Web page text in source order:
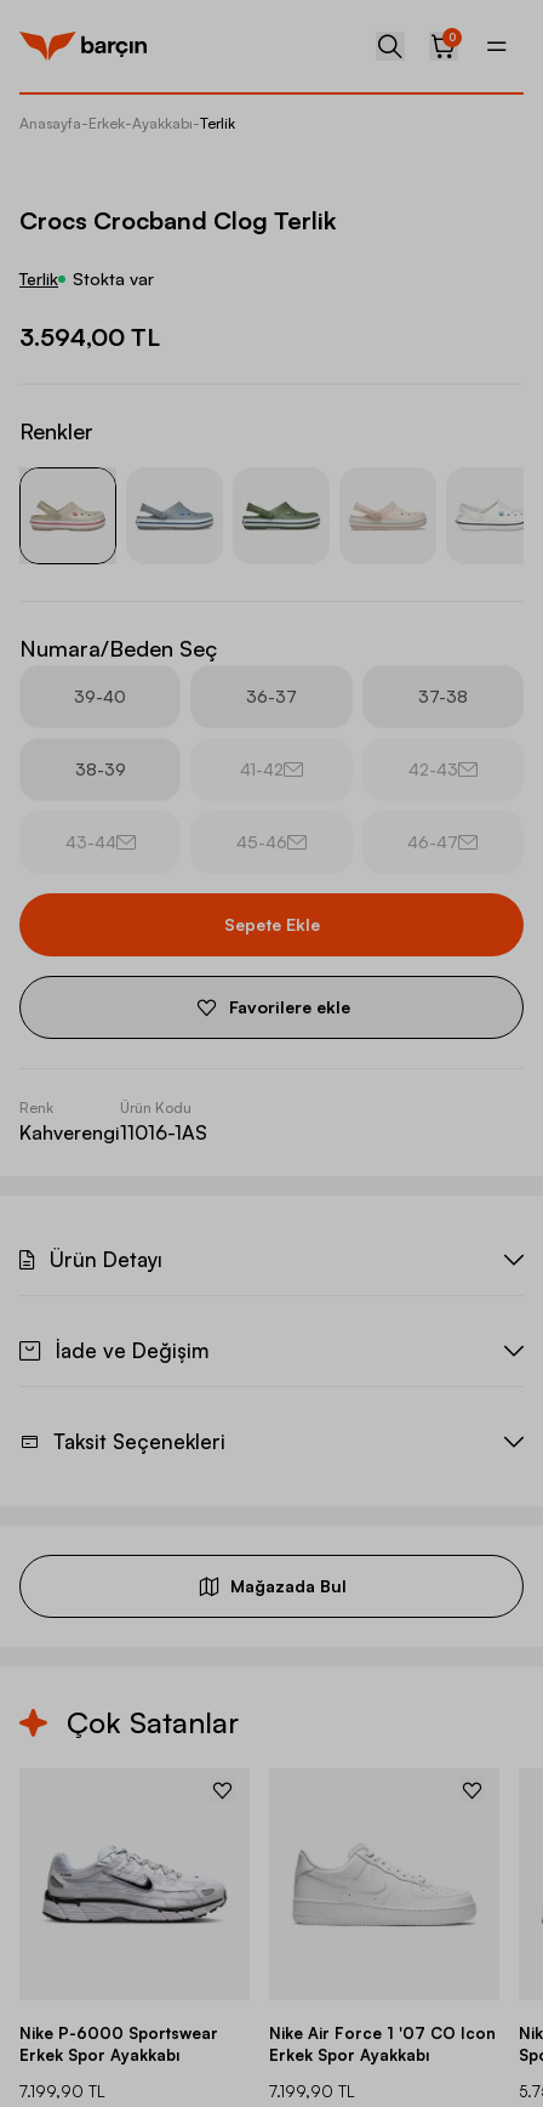
0
Anasayfa-Erkek-Ayakkabı-Terlik
Crocs Crocband Clog Terlik
Terlik Stokta var
3.594,00 TL
Renkler
Numara/Beden Seç
39-40 36-37 37-38
38-39 41-42 42-43
43-44 45-46 46-47
Sepete Ekle
Favorilere ekle
Renk
Kahverengi
Ürün Kodu
11016-1AS
Ürün Detayı
İade ve Değişim
Taksit Seçenekleri
Mağazada Bul
Çok Satanlar
Nike P-6000 Sportswear
Erkek Spor Ayakkabı
7.199,90 TL
Nike Air Force 1 '07 CO Icon
Erkek Spor Ayakkabı
7.199,90 TL